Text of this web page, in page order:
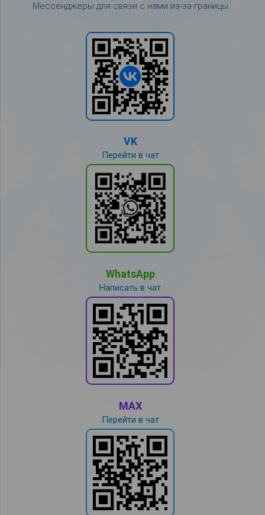
Мессенджеры для связи с нами из-за границы
VK
Перейти в чат
WhatsApp
Написать в чат
MAX
Перейти в чат